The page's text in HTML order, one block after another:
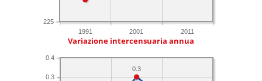
1991 2001 2011
225
Variazione intercensuaria annua
0.3
0.4
0.3